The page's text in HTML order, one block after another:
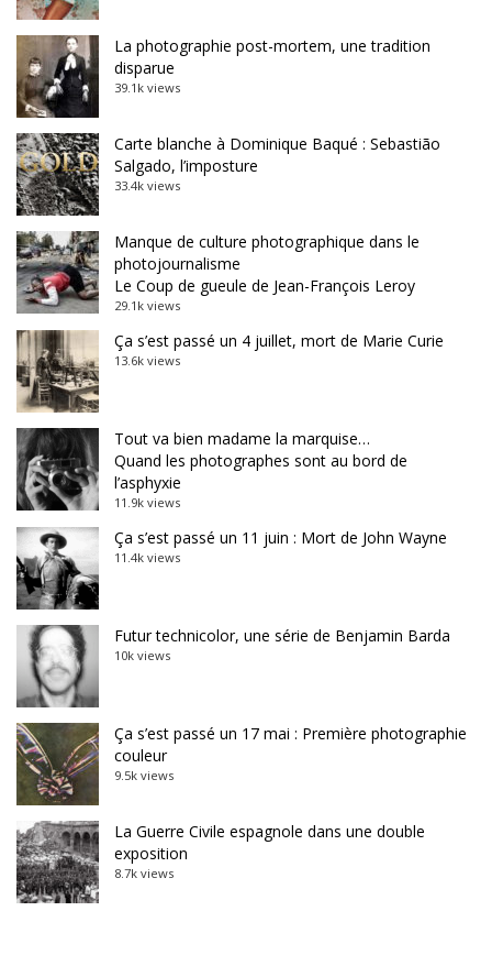
La photographie post-mortem, une tradition
disparue
39.1k views
Carte blanche à Dominique Baqué : Sebastião
Salgado, l’imposture
33.4k views
Manque de culture photographique dans le
photojournalisme
Le Coup de gueule de Jean-François Leroy
29.1k views
Ça s’est passé un 4 juillet, mort de Marie Curie
13.6k views
Tout va bien madame la marquise…
Quand les photographes sont au bord de
l’asphyxie
11.9k views
Ça s’est passé un 11 juin : Mort de John Wayne
11.4k views
Futur technicolor, une série de Benjamin Barda
10k views
Ça s’est passé un 17 mai : Première photographie
couleur
9.5k views
La Guerre Civile espagnole dans une double
exposition
8.7k views